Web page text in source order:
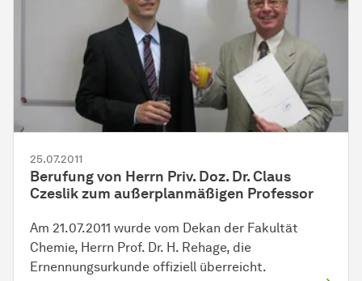
25.07.2011
Berufung von Herrn Priv. Doz. Dr. Claus
Czeslik zum außerplanmäßigen Professor
Am 21.07.2011 wurde vom Dekan der Fakultät
Chemie, Herrn Prof. Dr. H. Rehage, die
Ernennungsurkunde offiziell über­reicht.